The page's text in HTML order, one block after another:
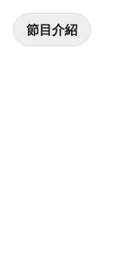
節目介紹